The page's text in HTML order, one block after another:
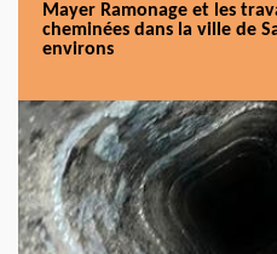
Mayer Ramonage et les
cheminées dans la ville de
environs